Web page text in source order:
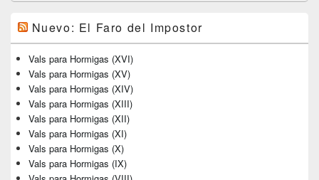
Nuevo: El Faro del Impostor
Vals para Hormigas (XVI)
Vals para Hormigas (XV)
Vals para Hormigas (XIV)
Vals para Hormigas (XIII)
Vals para Hormigas (XII)
Vals para Hormigas (XI)
Vals para Hormigas (X)
Vals para Hormigas (IX)